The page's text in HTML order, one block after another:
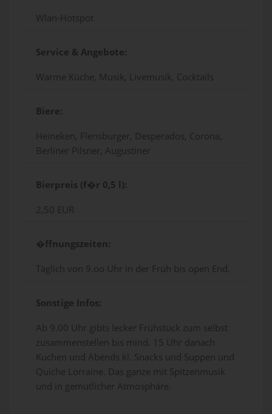
Wlan-Hotspot
Service & Angebote:
Warme Küche, Musik, Livemusik, Cocktails
Biere:
Heineken, Flensburger, Desperados, Corona,
Berliner Pilsner, Augustiner
Bierpreis (f�r 0,5 l):
2,50 EUR
�ffnungszeiten:
Täglich von 9.oo Uhr in der Früh bis open End.
Sonstige Infos:
Ab 9.00 Uhr gibts lecker Frühstück zum selbst
zusammenstellen bis mind. 15 Uhr danach
Kuchen und Abends kl. Snacks und Suppen und
Quiche Lorraine. Das ganze mit Spitzenmusik
und in gemütlicher Atmosphäre.